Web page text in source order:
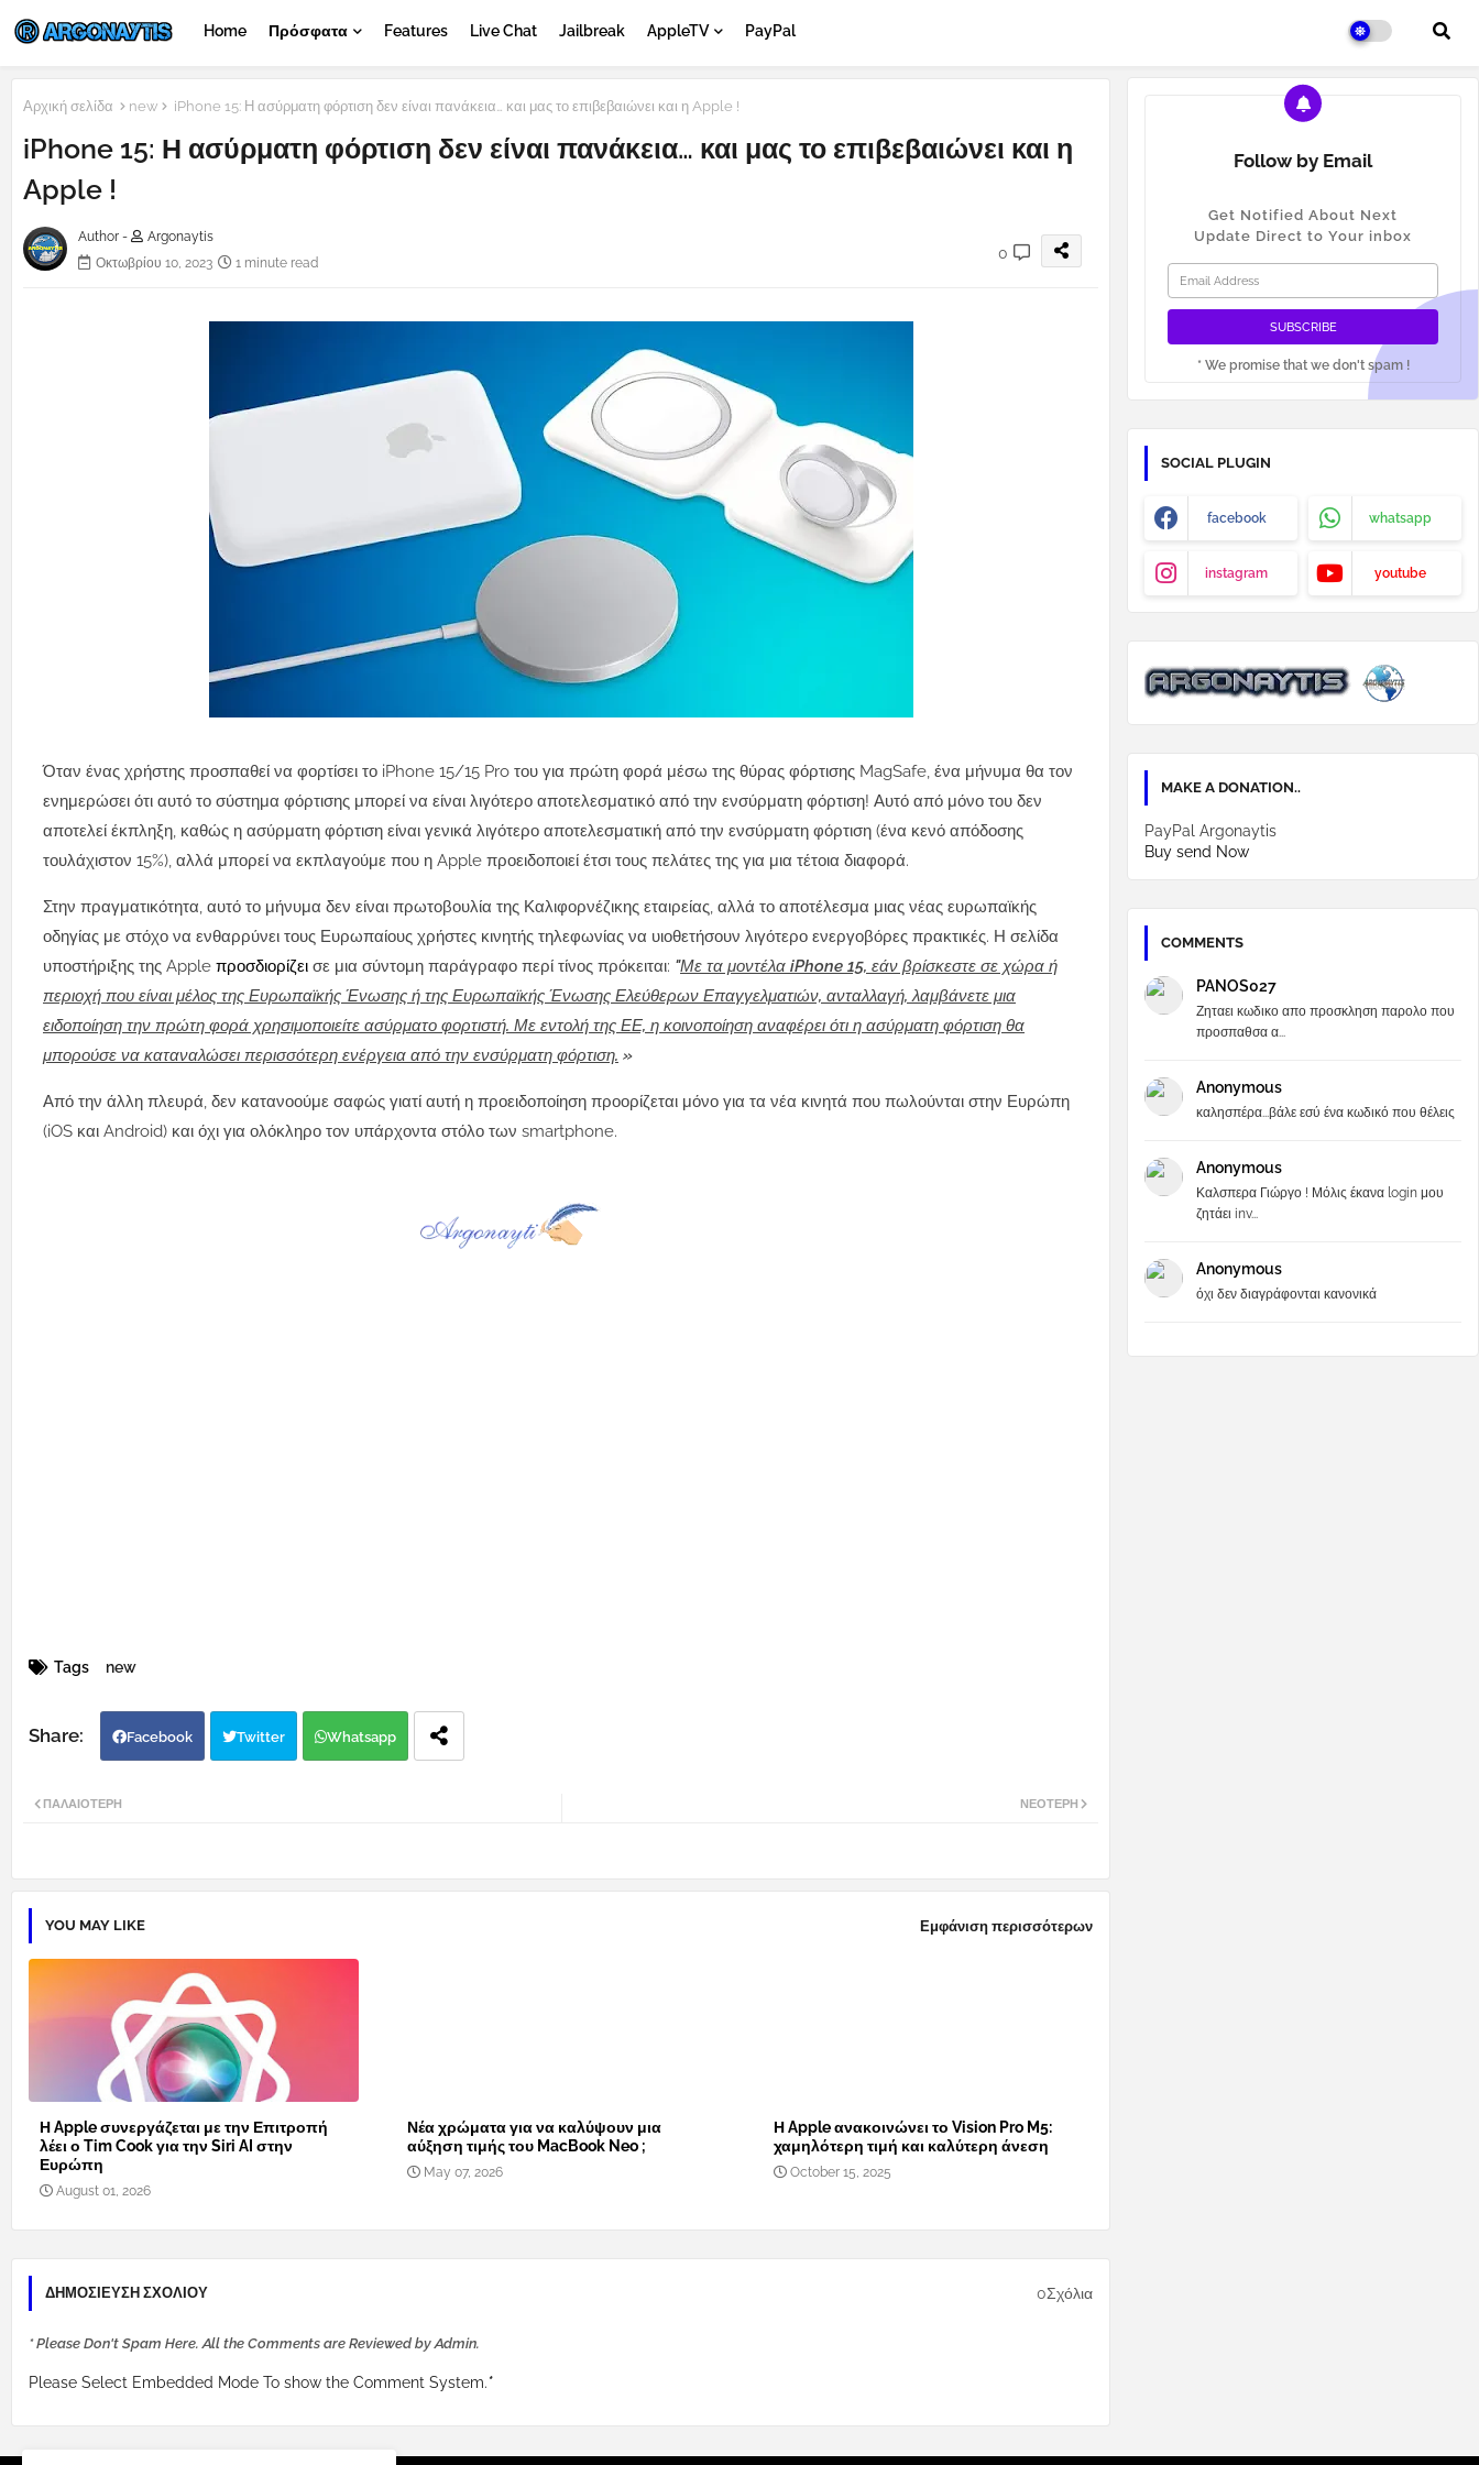
Home Πρόσφατα Features Live Chat Jailbreak AppleTV PayPal
Αρχική σελίδα new iPhone 15: Η ασύρματη φόρτιση δεν είναι πανάκεια… και μας το επιβεβαιώνει και η Apple !
iPhone 15: Η ασύρματη φόρτιση δεν είναι πανάκεια… και μας το επιβεβαιώνει και η
Apple !
Author -
Argonaytis
Οκτωβρίου 10, 2023
1 minute read
0
Όταν ένας χρήστης προσπαθεί να φορτίσει το iPhone 15/15 Pro του για πρώτη φορά μέσω της θύρας φόρτισης MagSafe, ένα μήνυμα θα τον
ενημερώσει ότι αυτό το σύστημα φόρτισης μπορεί να είναι λιγότερο αποτελεσματικό από την ενσύρματη φόρτιση! Αυτό από μόνο του δεν
αποτελεί έκπληξη, καθώς η ασύρματη φόρτιση είναι γενικά λιγότερο αποτελεσματική από την ενσύρματη φόρτιση (ένα κενό απόδοσης
τουλάχιστον 15%), αλλά μπορεί να εκπλαγούμε που η Apple προειδοποιεί έτσι τους πελάτες της για μια τέτοια διαφορά.
Στην πραγματικότητα, αυτό το μήνυμα δεν είναι πρωτοβουλία της Καλιφορνέζικης εταιρείας, αλλά το αποτέλεσμα μιας νέας ευρωπαϊκής
οδηγίας με στόχο να ενθαρρύνει τους Ευρωπαίους χρήστες κινητής τηλεφωνίας να υιοθετήσουν λιγότερο ενεργοβόρες πρακτικές. Η σελίδα
υποστήριξης της Apple προσδιορίζει σε μια σύντομη παράγραφο περί τίνος πρόκειται: "Με τα μοντέλα iPhone 15, εάν βρίσκεστε σε χώρα ή
περιοχή που είναι μέλος της Ευρωπαϊκής Ένωσης ή της Ευρωπαϊκής Ένωσης Ελεύθερων Επαγγελματιών, ανταλλαγή, λαμβάνετε μια
ειδοποίηση την πρώτη φορά χρησιμοποιείτε ασύρματο φορτιστή. Με εντολή της ΕΕ, η κοινοποίηση αναφέρει ότι η ασύρματη φόρτιση θα
μπορούσε να καταναλώσει περισσότερη ενέργεια από την ενσύρματη φόρτιση. »
Από την άλλη πλευρά, δεν κατανοούμε σαφώς γιατί αυτή η προειδοποίηση προορίζεται μόνο για τα νέα κινητά που πωλούνται στην Ευρώπη
(iOS και Android) και όχι για ολόκληρο τον υπάρχοντα στόλο των smartphone.
Tags new
Facebook Twitter Whatsapp
ΝΕΌΤΕΡΗ
ΠΑΛΑΙΌΤΕΡΗ
YOU MAY LIKE Εμφάνιση περισσότερων
Η Apple συνεργάζεται με την Επιτροπή
λέει ο Tim Cook για την Siri AI στην
Ευρώπη
August 01, 2026
Νέα χρώματα για να καλύψουν μια
αύξηση τιμής του MacBook Neo ;
May 07, 2026
Η Apple ανακοινώνει το Vision Pro M5:
χαμηλότερη τιμή και καλύτερη άνεση
October 15, 2025
ΔΗΜΟΣΊΕΥΣΗ ΣΧΟΛΊΟΥ 0Σχόλια
* Please Don't Spam Here. All the Comments are Reviewed by Admin.
Please Select Embedded Mode To show the Comment System.*
Follow by Email
Get Notified About Next
Update Direct to Your inbox
* We promise that we don't spam !
SOCIAL PLUGIN
facebook whatsapp
instagram youtube
MAKE A DONATION..
PayPal Argonaytis
Buy send Now
COMMENTS
PANOS027
Ζηταει κωδικο απο προσκληση παρολο που
προσπαθσα α...
Anonymous
καλησπέρα...βάλε εσύ ένα κωδικό που θέλεις
Anonymous
Καλσπερα Γιώργο ! Μόλις έκανα login μου
ζητάει inv...
Anonymous
όχι δεν διαγράφονται κανονικά